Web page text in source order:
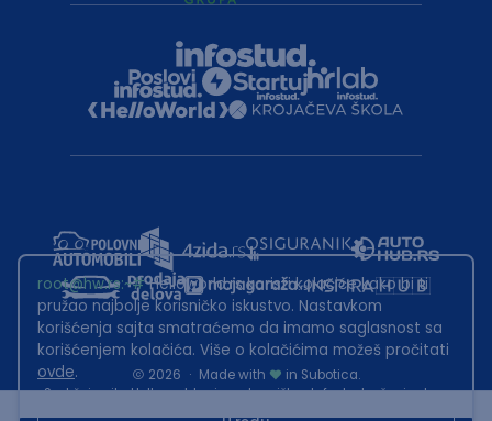
2026 · Made with
in Subotica.
Sadržaj sajta Helloworld.rs je u vlasništvu Infostud rešenja d.o.o.
root@hw.rs:~#Helloworld.rs koristi kolačiće kako bi ti
pružao najbolje korisničko iskustvo. Nastavkom
korišćenja sajta smatraćemo da imamo saglasnost sa
korišćenjem kolačića. Više o kolačićima možeš pročitati
ovde.